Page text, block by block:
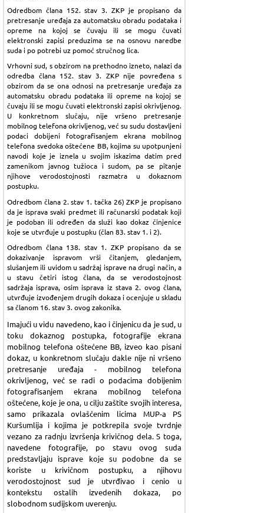
Odredbom člana 152. stav 3. ZKP je propisano da
pretresanje uređaja za automatsku obradu podataka i
opreme na kojoj se čuvaju ili se mogu čuvati
elektronski zapisi preduzima se na osnovu naredbe
suda i po potrebi uz pomoć stručnog lica.
Vrhovni sud, s obzirom na prethodno izneto, nalazi da
odredba člana 152. stav 3. ZKP nije povređena s
obzirom da se ona odnosi na pretresanje uređaja za
automatsku obradu podataka ili opreme na kojoj se
čuvaju ili se mogu čuvati elektronski zapisi okrivljenog.
U konkretnom slučaju, nije vršeno pretresanje
mobilnog telefona okrivljenog, već su sudu dostavljeni
podaci dobijeni fotografisanjem ekrana mobilnog
telefona svedoka oštećene BB, kojima su upotpunjeni
navodi koje je iznela u svojim iskazima datim pred
zamenikom javnog tužioca i sudom, pa se pitanje
njihove verodostojnosti razmatra u dokaznom
postupku.
Odredbom člana 2. stav 1. tačka 26) ZKP je propisano
da je isprava svaki predmet ili računarski podatak koji
je podoban ili određen da služi kao dokaz činjenice
koje se utvrđuje u postupku (član 83. stav 1. i 2).
Odredbom člana 138. stav 1. ZKP propisano da se
dokazivanje ispravom vrši čitanjem, gledanjem,
slušanjem ili uvidom u sadržaj isprave na drugi način, a
u stavu četiri istog člana, da se verodostojnost
sadržaja isprava, osim isprava iz stava 2. ovog člana,
utvrđuje izvođenjem drugih dokaza i ocenjuje u skladu
sa članom 16. stav 3. ovog zakonika.
Imajući u vidu navedeno, kao i činjenicu da je sud, u
toku dokaznog postupka, fotografije ekrana
mobilnog telefona oštećene BB, izveo kao pisani
dokaz, u konkretnom slučaju dakle nije ni vršeno
pretresanje uređaja - mobilnog telefona
okrivljenog, već se radi o podacima dobijenim
fotografisanjem ekrana mobilnog telefona
oštećene, koje je ona, u cilju zaštite svojih interesa,
samo prikazala ovlašćenim licima MUP-a PS
Kuršumlija i kojima je potkrepila svoje tvrdnje
vezano za radnju izvršenja krivičnog dela. S toga,
navedene fotografije, po stavu ovog suda
predstavljaju isprave koje su podobne da se
koriste u krivičnom postupku, a njihovu
verodostojnost sud je utvrđivao i cenio u
kontekstu ostalih izvedenih dokaza, po
slobodnom sudijskom uverenju.